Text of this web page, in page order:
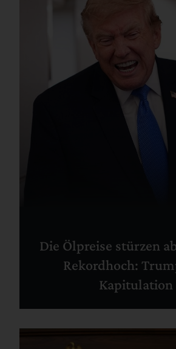
Die Ölpreise stürzen
Rekordhoch:
Kapitulation